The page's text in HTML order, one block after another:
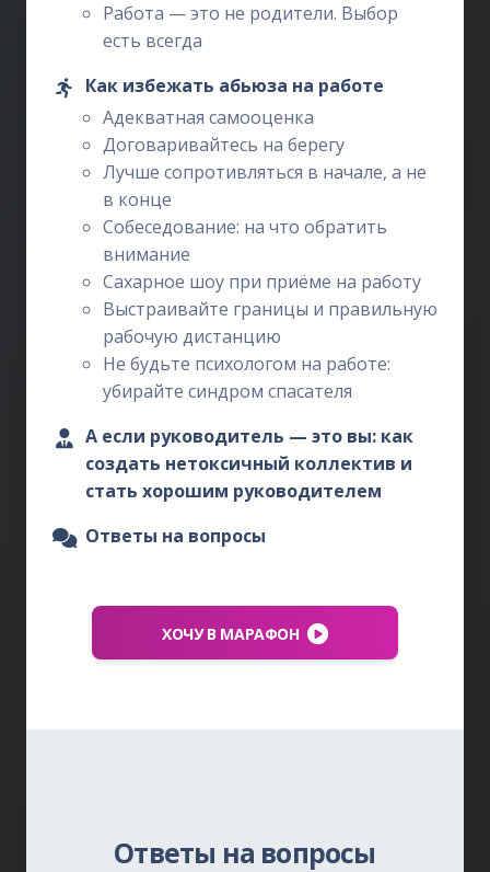
Работа — это не родители. Выбор
есть всегда
Как избежать абьюза на работе
Адекватная самооценка
Договаривайтесь на берегу
Лучше сопротивляться в начале, а не
в конце
Собеседование: на что обратить
внимание
Сахарное шоу при приёме на работу
Выстраивайте границы и правильную
рабочую дистанцию
Не будьте психологом на работе:
убирайте синдром спасателя
А если руководитель — это вы: как
создать нетоксичный коллектив и
стать хорошим руководителем
Ответы на вопросы
ХОЧУ В МАРАФОН
Ответы на вопросы